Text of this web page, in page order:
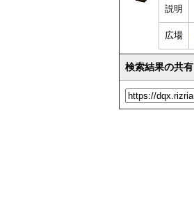
説明
広場
検索結果の共有